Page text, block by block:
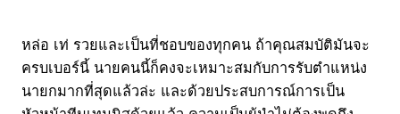
หล่อ เท่ รวยและเป็นที่ชอบของทุกคน ถ้าคุณสมบัติมันจะ
ครบเบอร์นี้ นายคนนี้ก็คงจะเหมาะสมกับการรับตำแหน่ง
นายกมากที่สุดแล้วล่ะ และด้วยประสบการณ์การเป็น